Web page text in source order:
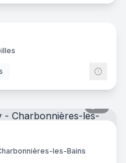
5
les-Bains